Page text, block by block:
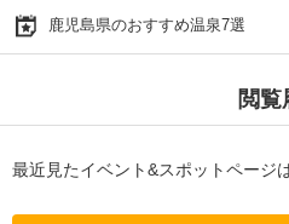
鹿児島県のおすすめ温泉7選
閲覧
最近見たイベント&スポットページ